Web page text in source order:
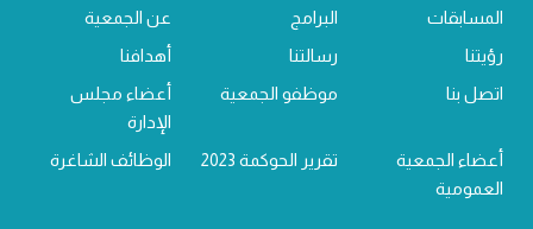
المسابقات
البرامج
عن الجمعية
رؤيتنا
رسالتنا
أهدافنا
اتصل بنا
موظفو الجمعية
أعضاء مجلس
الإدارة
أعضاء الجمعية
العمومية
تقرير الحوكمة 2023 الوظائف الشاغرة